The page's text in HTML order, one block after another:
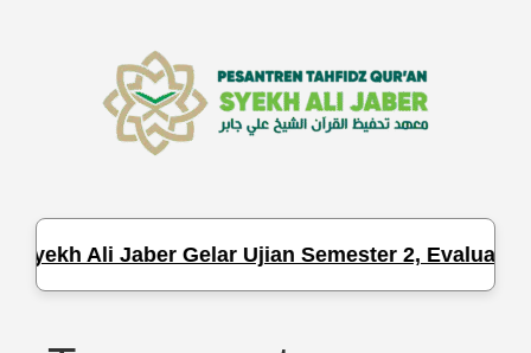
Syekh Ali Jaber Gelar Ujian Semester 2, Evaluasi